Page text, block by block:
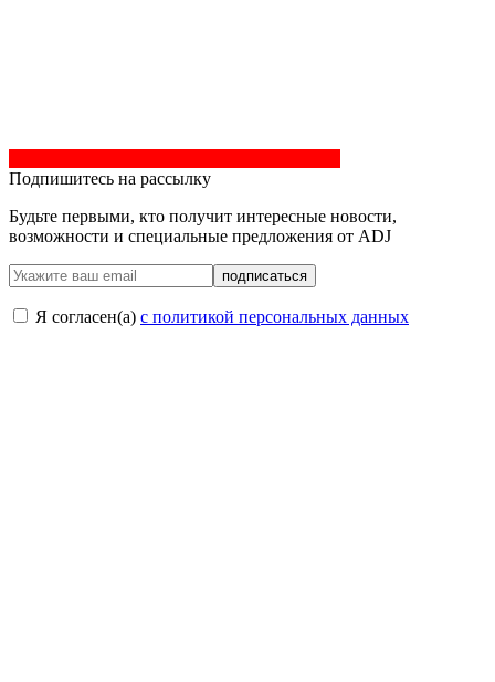
Подпишитесь на рассылку
Будьте первыми, кто получит интересные новости,
возможности и специальные предложения от ADJ
подписаться
Я согласен(a) с политикой персональных данных